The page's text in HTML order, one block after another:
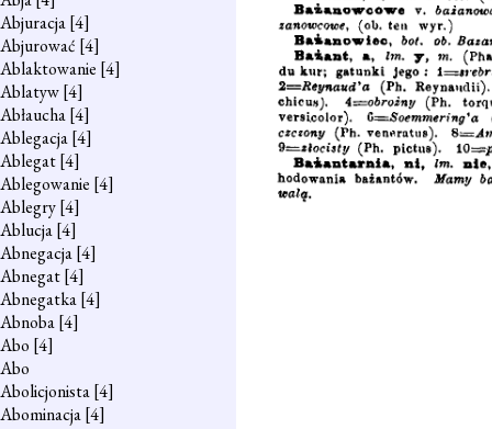
Abjuracja[4]
Abjurować [4]
Ablaktowanie [4]
Ablatyw[4]
Abłaucha[4]
Ablegacja[4]
Ablegat[4]
Ablegowanie [4]
Ablegry[4]
Ablucja[4]
Abnegacja[4]
Abnegat[4]
Abnegatka[4]
Abnoba[4]
Abo [4]
Abo
Abolicjonista[4]
Abominacja[4]